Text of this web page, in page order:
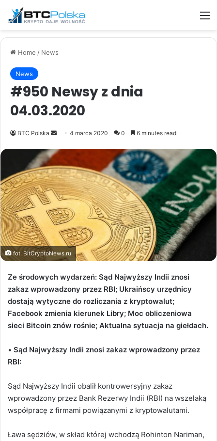
Home / News
News
#950 Newsy z dnia
04.03.2020
BTC Polska
Send
email
4 marca 2020 0 6 minutes read
fot. BitCryptoNews.ru
Ze środowych wydarzeń: Sąd Najwyższy Indii znosi
zakaz wprowadzony przez RBI; Ukraińscy urzędnicy
dostają wytyczne do rozliczania z kryptowalut;
Facebook zmienia kierunek Libry; Moc obliczeniowa
sieci Bitcoin znów rośnie; Aktualna sytuacja na giełdach.
• Sąd Najwyższy Indii znosi zakaz wprowadzony przez
RBI:
Sąd Najwyższy Indii obalił kontrowersyjny zakaz
wprowadzony przez Bank Rezerwy Indii (RBI) na wszelaką
współpracę z firmami powiązanymi z kryptowalutami.
Ława sędziów, w skład której wchodzą Rohinton Nariman,